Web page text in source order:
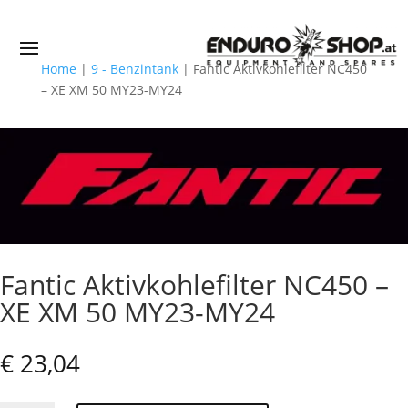
Home | 9 - Benzintank| Fantic Aktivkohlefilter NC450
– XE XM 50 MY23-MY24
Fantic Aktivkohlefilter NC450 –
XE XM 50 MY23-MY24
€ 23,04